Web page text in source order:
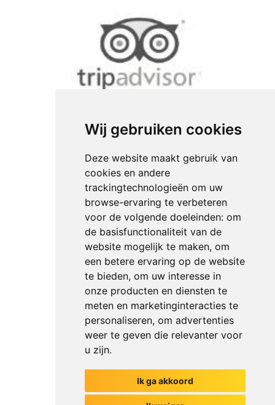
Wij gebruiken cookies
Deze website maakt gebruik van
cookies en andere
trackingtechnologieën om uw
browse-ervaring te verbeteren
voor de volgende doeleinden: om
de basisfunctionaliteit van de
website mogelijk te maken, om
een betere ervaring op de website
te bieden, om uw interesse in
onze producten en diensten te
meten en marketinginteracties te
personaliseren, om advertenties
weer te geven die relevanter voor
u zijn.
Ik ga akkoord
Het begin van jouw gesprek